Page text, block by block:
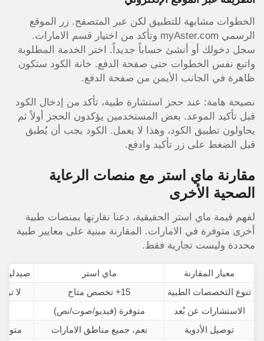
الخطوات مشابهة للتطبيق لكن عبر المتصفح. زر الموقع
الرسمي myAster.com وتأكد من اختيار قسم الامارات.
سجل دخولك أو أنشئ حساباً جديداً. اختر الخدمة المطلوبة
واتبع نفس الخطوات حتى صفحة الدفع. خانة الكود ستكون
ظاهرة في الجانب الأيمن من صفحة الدفع.
نصيحة هامة: عند حجز استشارة طبية، تأكد من إدخال الكود
قبل تأكيد الموعد. بعض المستخدمين يؤكدون الحجز أولاً ثم
يحاولون تطبيق الكود، وهذا لا يعمل. الكود يجب أن يُطبق
قبل الضغط على زر تأكيد وادفع.
مقارنة ماي استر مع منصات الرعاية
الصحية الأخرى
لفهم قيمة ماي استر الحقيقية، دعنا نقارنها بمنصات طبية
أخرى متوفرة في الامارات. المقارنة مبنية على معايير طبية
محددة وليست تجارية فقط.
معيار المقارنة ماي استر
صيدليات
تنوع التخصصات الطبية
15+ تخصص متاح
لا
الاستشارات عن بُعد
متوفرة (فيديو/صوت/نص)
توصيل الأدوية
نعم، جميع مناطق الامارات